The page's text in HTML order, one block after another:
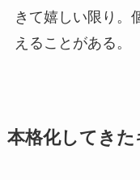
きて嬉しい限り。
えることがある。
本格化してき